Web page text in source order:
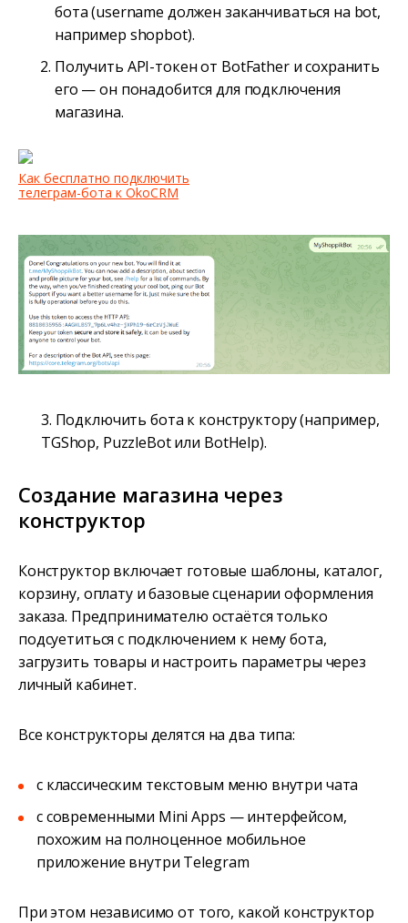
бота (username должен заканчиваться на bot,
например shopbot).
Получить API-токен от BotFather и сохранить
его — он понадобится для подключения
магазина.
Как бесплатно подключить
телеграм-бота к OkoCRM
3. Подключить бота к конструктору (например,
TGShop, PuzzleBot или BotHelp).
Создание магазина через
конструктор
Конструктор включает готовые шаблоны, каталог,
корзину, оплату и базовые сценарии оформления
заказа. Предпринимателю остаётся только
подсуетиться с подключением к нему бота,
загрузить товары и настроить параметры через
личный кабинет.
Все конструкторы делятся на два типа:
с классическим текстовым меню внутри чата
с современными Mini Apps — интерфейсом,
похожим на полноценное мобильное
приложение внутри Telegram
При этом независимо от того, какой конструктор